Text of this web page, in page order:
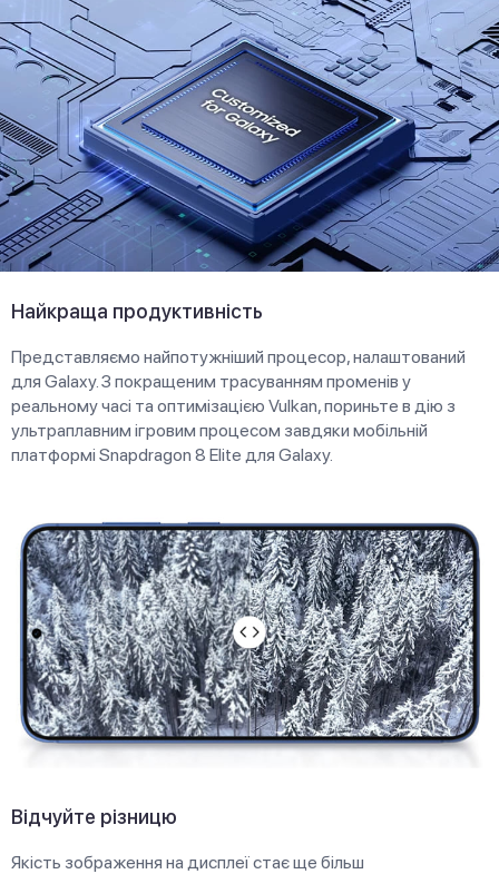
Найкраща продуктивність
Представляємо найпотужніший процесор, налаштований
для Galaxy. З покращеним трасуванням променів у
реальному часі та оптимізацією Vulkan, пориньте в дію з
ультраплавним ігровим процесом завдяки мобільній
платформі Snapdragon 8 Elite для Galaxy.
Відчуйте різницю
Якість зображення на дисплеї стає ще більш